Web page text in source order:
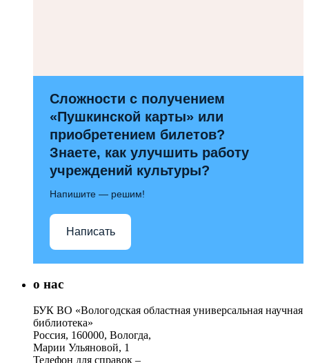
Сложности с получением
«Пушкинской карты» или
приобретением билетов?
Знаете, как улучшить работу
учреждений культуры?
Напишите — решим!
Написать
о нас
БУК ВО «Вологодская областная универсальная научная
библиотека»
Россия, 160000, Вологда,
Марии Ульяновой, 1
Телефон для справок –